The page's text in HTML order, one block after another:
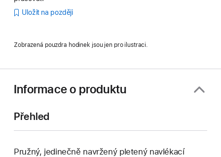
Uložit na později
Zobrazená pouzdra hodinek jsou jen pro ilustraci.
Informace o produktu
Přehled
Pružný, jedinečně navržený pletený navlékací